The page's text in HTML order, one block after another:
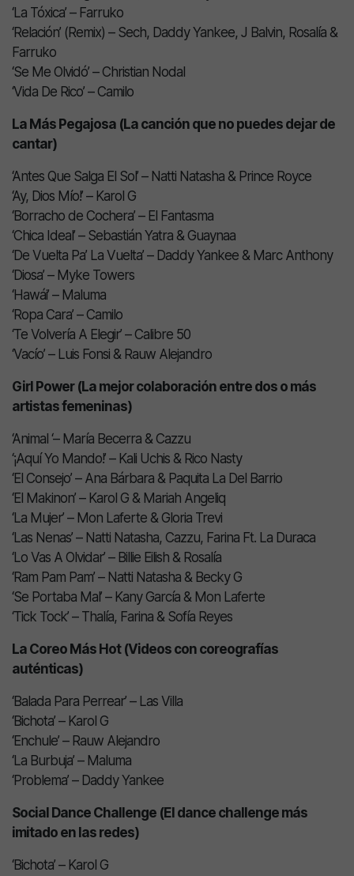
‘La Tóxica’ – Farruko
‘Relación’ (Remix) – Sech, Daddy Yankee, J Balvin, Rosalía &
Farruko
‘Se Me Olvidó’ – Christian Nodal
‘Vida De Rico’ – Camilo
La Más Pegajosa (La canción que no puedes dejar de
cantar)
‘Antes Que Salga El Sol’ – Natti Natasha & Prince Royce
‘Ay, Dios Mío!’ – Karol G
‘Borracho de Cochera’ – El Fantasma
‘Chica Ideal’ – Sebastián Yatra & Guaynaa
‘De Vuelta Pa’ La Vuelta’ – Daddy Yankee & Marc Anthony
‘Diosa’ – Myke Towers
‘Hawái’ – Maluma
‘Ropa Cara’ – Camilo
‘Te Volvería A Elegir’ – Calibre 50
‘Vacío’ – Luis Fonsi & Rauw Alejandro
Girl Power (La mejor colaboración entre dos o más
artistas femeninas)
‘Animal ‘– María Becerra & Cazzu
‘¡Aquí Yo Mando!’ – Kali Uchis & Rico Nasty
‘El Consejo’ – Ana Bárbara & Paquita La Del Barrio
‘El Makinon’ – Karol G & Mariah Angeliq
‘La Mujer’ – Mon Laferte & Gloria Trevi
‘Las Nenas’ – Natti Natasha, Cazzu, Farina Ft. La Duraca
‘Lo Vas A Olvidar’ – Billie Eilish & Rosalía
‘Ram Pam Pam’ – Natti Natasha & Becky G
‘Se Portaba Mal’ – Kany García & Mon Laferte
‘Tick Tock’ – Thalía, Farina & Sofía Reyes
La Coreo Más Hot (Videos con coreografías
auténticas)
‘Balada Para Perrear’ – Las Villa
‘Bichota’ – Karol G
‘Enchule’ – Rauw Alejandro
‘La Burbuja’ – Maluma
‘Problema’ – Daddy Yankee
Social Dance Challenge (El dance challenge más
imitado en las redes)
‘Bichota’ – Karol G